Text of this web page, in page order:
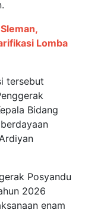
Lomba
tersebut
Bidang
Posyandu
2026
enam